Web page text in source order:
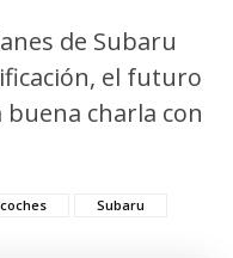
de Subaru
el futuro
buena charla con
coches Subaru